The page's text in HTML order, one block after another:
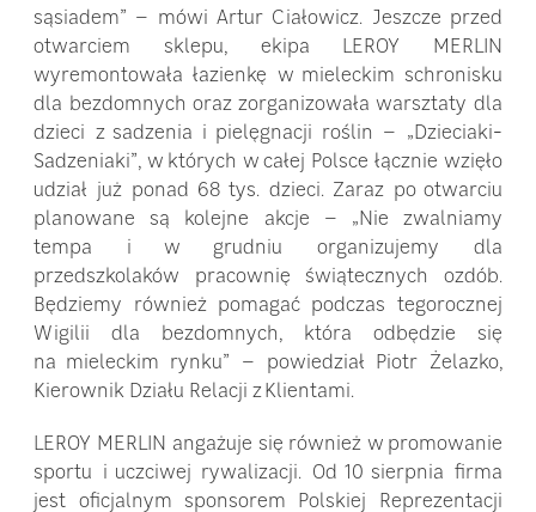
sąsiadem” – mówi Artur Ciałowicz. Jeszcze przed
otwarciem sklepu, ekipa LEROY MERLIN
wyremontowała łazienkę w mieleckim schronisku
dla bezdomnych oraz zorganizowała warsztaty dla
dzieci z sadzenia i pielęgnacji roślin – „Dzieciaki-
Sadzeniaki”, w których w całej Polsce łącznie wzięło
udział już ponad 68 tys. dzieci. Zaraz po otwarciu
planowane są kolejne akcje – „Nie zwalniamy
tempa i w grudniu organizujemy dla
przedszkolaków pracownię świątecznych ozdób.
Będziemy również pomagać podczas tegorocznej
Wigilii dla bezdomnych, która odbędzie się
na mieleckim rynku” – powiedział Piotr Żelazko,
Kierownik Działu Relacji z Klientami.
LEROY MERLIN angażuje się również w promowanie
sportu i uczciwej rywalizacji. Od 10 sierpnia firma
jest oficjalnym sponsorem Polskiej Reprezentacji